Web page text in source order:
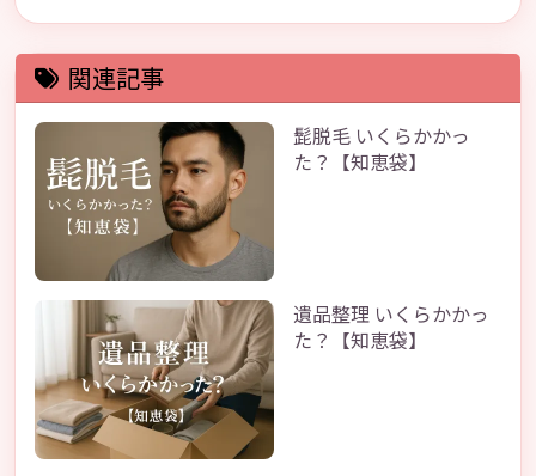
関連記事
髭脱毛 いくらかかっ
た？【知恵袋】
遺品整理 いくらかかっ
た？【知恵袋】